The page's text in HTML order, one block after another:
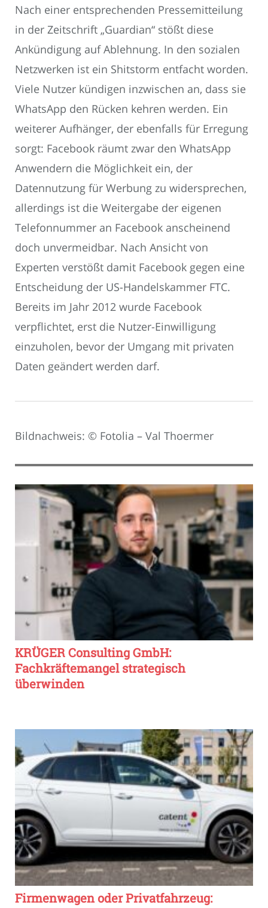
Nach einer entsprechenden Pressemitteilung
in der Zeitschrift „Guardian“ stößt diese
Ankündigung auf Ablehnung. In den sozialen
Netzwerken ist ein Shitstorm entfacht worden.
Viele Nutzer kündigen inzwischen an, dass sie
WhatsApp den Rücken kehren werden. Ein
weiterer Aufhänger, der ebenfalls für Erregung
sorgt: Facebook räumt zwar den WhatsApp
Anwendern die Möglichkeit ein, der
Datennutzung für Werbung zu widersprechen,
allerdings ist die Weitergabe der eigenen
Telefonnummer an Facebook anscheinend
doch unvermeidbar. Nach Ansicht von
Experten verstößt damit Facebook gegen eine
Entscheidung der US-Handelskammer FTC.
Bereits im Jahr 2012 wurde Facebook
verpflichtet, erst die Nutzer-Einwilligung
einzuholen, bevor der Umgang mit privaten
Daten geändert werden darf.
Bildnachweis: © Fotolia – Val Thoermer
KRÜGER Consulting GmbH:
Fachkräftemangel strategisch
überwinden
Firmenwagen oder Privatfahrzeug: